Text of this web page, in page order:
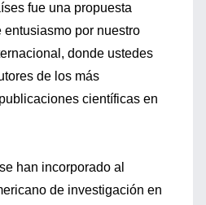
fue una propuesta
por nuestro
donde ustedes
de los más
científicas en
han incorporado al
de investigación en